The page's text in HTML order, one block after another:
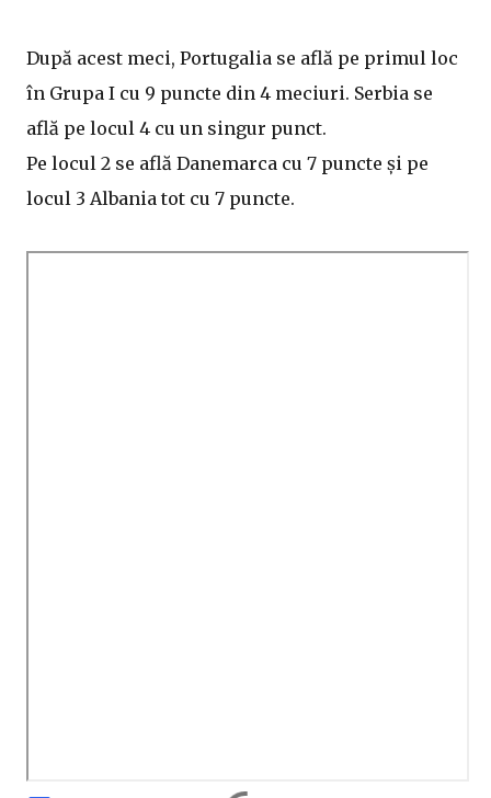
După acest meci, Portugalia se află pe primul loc
în Grupa I cu 9 puncte din 4 meciuri. Serbia se
află pe locul 4 cu un singur punct.
Pe locul 2 se află Danemarca cu 7 puncte și pe
locul 3 Albania tot cu 7 puncte.